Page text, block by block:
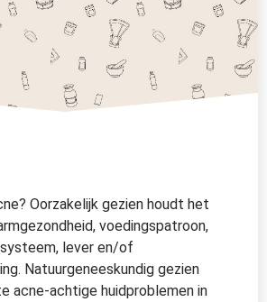
Oorzakelijk gezien houdt het
voedingspatroon,
lever en/of
Natuurgeneeskundig gezien
acne-achtige huidproblemen in